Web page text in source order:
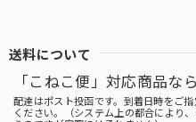
送料について
「こねこ便」対応商品なら
配達はポスト投函です。到着日時をご
ください。（システム上の都合により